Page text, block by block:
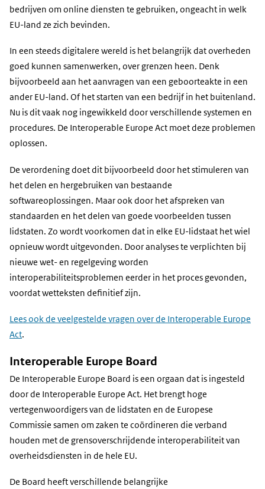
bedrijven om online diensten te gebruiken, ongeacht in welk
EU-land ze zich bevinden.
In een steeds digitalere wereld is het belangrijk dat overheden
goed kunnen samenwerken, over grenzen heen. Denk
bijvoorbeeld aan het aanvragen van een geboorteakte in een
ander EU-land. Of het starten van een bedrijf in het buitenland.
Nu is dit vaak nog ingewikkeld door verschillende systemen en
procedures. De Interoperable Europe Act moet deze problemen
oplossen.
De verordening doet dit bijvoorbeeld door het stimuleren van
het delen en hergebruiken van bestaande
softwareoplossingen. Maar ook door het afspreken van
standaarden en het delen van goede voorbeelden tussen
lidstaten. Zo wordt voorkomen dat in elke EU-lidstaat het wiel
opnieuw wordt uitgevonden. Door analyses te verplichten bij
nieuwe wet- en regelgeving worden
interoperabiliteitsproblemen eerder in het proces gevonden,
voordat wetteksten definitief zijn.
Lees ook de veelgestelde vragen over de Interoperable Europe
Act.
Interoperable Europe Board
De Interoperable Europe Board is een orgaan dat is ingesteld
door de Interoperable Europe Act. Het brengt hoge
vertegenwoordigers van de lidstaten en de Europese
Commissie samen om zaken te coördineren die verband
houden met de grensoverschrijdende interoperabiliteit van
overheidsdiensten in de hele EU.
De Board heeft verschillende belangrijke